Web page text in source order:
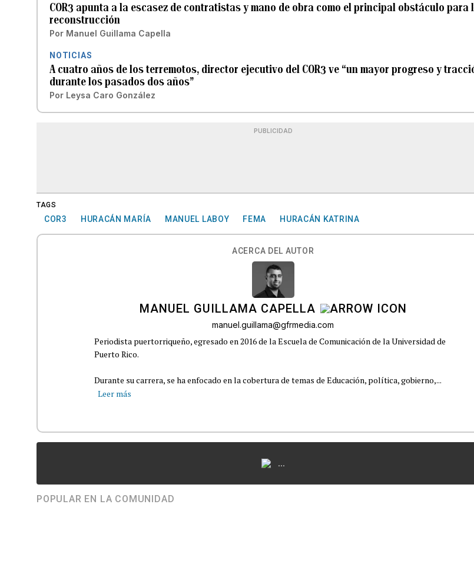
COR3 apunta a la escasez de contratistas y mano de obra como el principal obstáculo para
reconstrucción
Por Manuel Guillama Capella
NOTICIAS
A cuatro años de los terremotos, director ejecutivo del COR3 ve “un mayor progreso y
durante los pasados dos años”
Por Leysa Caro González
PUBLICIDAD
TAGS
COR3 HURACÁN MARÍA MANUEL LABOY FEMA HURACÁN KATRINA
ACERCA DEL AUTOR
MANUEL GUILLAMA CAPELLA
manuel.guillama@gfrmedia.com
Periodista puertorriqueño, egresado en 2016 de la Escuela de Comunicación de la Universidad de
Puerto Rico.
Durante su carrera, se ha enfocado en la cobertura de temas de Educación, política, gobierno,...
Leer más
...
POPULAR EN LA COMUNIDAD